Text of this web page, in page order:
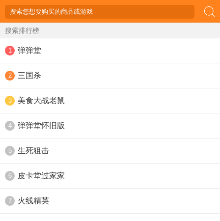
搜索排行榜
1 弹弹堂
2 三国杀
3 美食大战老鼠
4 弹弹堂怀旧版
5 生死狙击
6 皮卡堂过家家
7 火线精英